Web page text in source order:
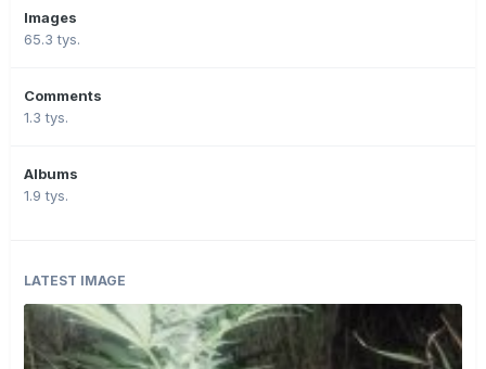
Images
65.3 tys.
Comments
1.3 tys.
Albums
1.9 tys.
LATEST IMAGE